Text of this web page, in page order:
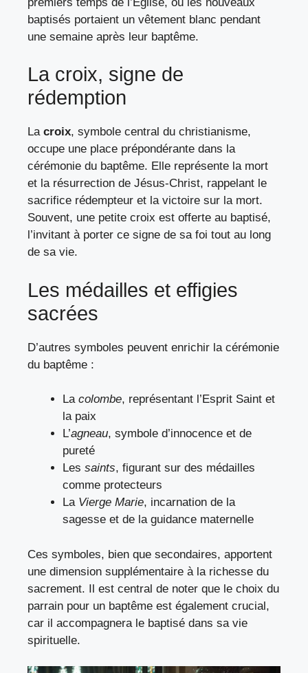
baptisés portaient un vêtement blanc pendant
une semaine après leur baptême.
La croix, signe de
rédemption
La croix, symbole central du christianisme,
occupe une place prépondérante dans la
cérémonie du baptême. Elle représente la mort
et la résurrection de Jésus-Christ, rappelant le
sacrifice rédempteur et la victoire sur la mort.
Souvent, une petite croix est offerte au baptisé,
l’invitant à porter ce signe de sa foi tout au long
de sa vie.
Les médailles et effigies
sacrées
D’autres symboles peuvent enrichir la cérémonie
du baptême :
La colombe, représentant l’Esprit Saint et
la paix
L’agneau, symbole d’innocence et de
pureté
Les saints, figurant sur des médailles
comme protecteurs
La Vierge Marie, incarnation de la
sagesse et de la guidance maternelle
Ces symboles, bien que secondaires, apportent
une dimension supplémentaire à la richesse du
sacrement. Il est central de noter que le choix du
parrain pour un baptême est également crucial,
car il accompagnera le baptisé dans sa vie
spirituelle.